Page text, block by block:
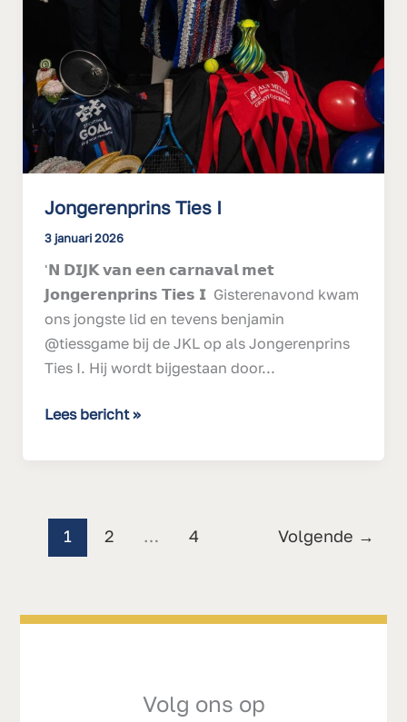
Jongerenprins Ties I
3 januari 2026
'𝗡 𝗗𝗜𝗝𝗞 𝘃𝗮𝗻 𝗲𝗲𝗻 𝗰𝗮𝗿𝗻𝗮𝘃𝗮𝗹 𝗺𝗲𝘁
𝗝𝗼𝗻𝗴𝗲𝗿𝗲𝗻𝗽𝗿𝗶𝗻𝘀 𝗧𝗶𝗲𝘀 𝗜 Gisterenavond kwam
ons jongste lid en tevens benjamin
@tiessgame bij de JKL op als Jongerenprins
Ties I. Hij wordt bijgestaan door...
Lees bericht »
1 2 … 4 Volgende →
Volg ons op